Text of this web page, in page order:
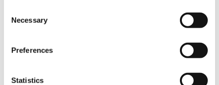
Selection
Necessary
Preferences
Statistics
TEILEN